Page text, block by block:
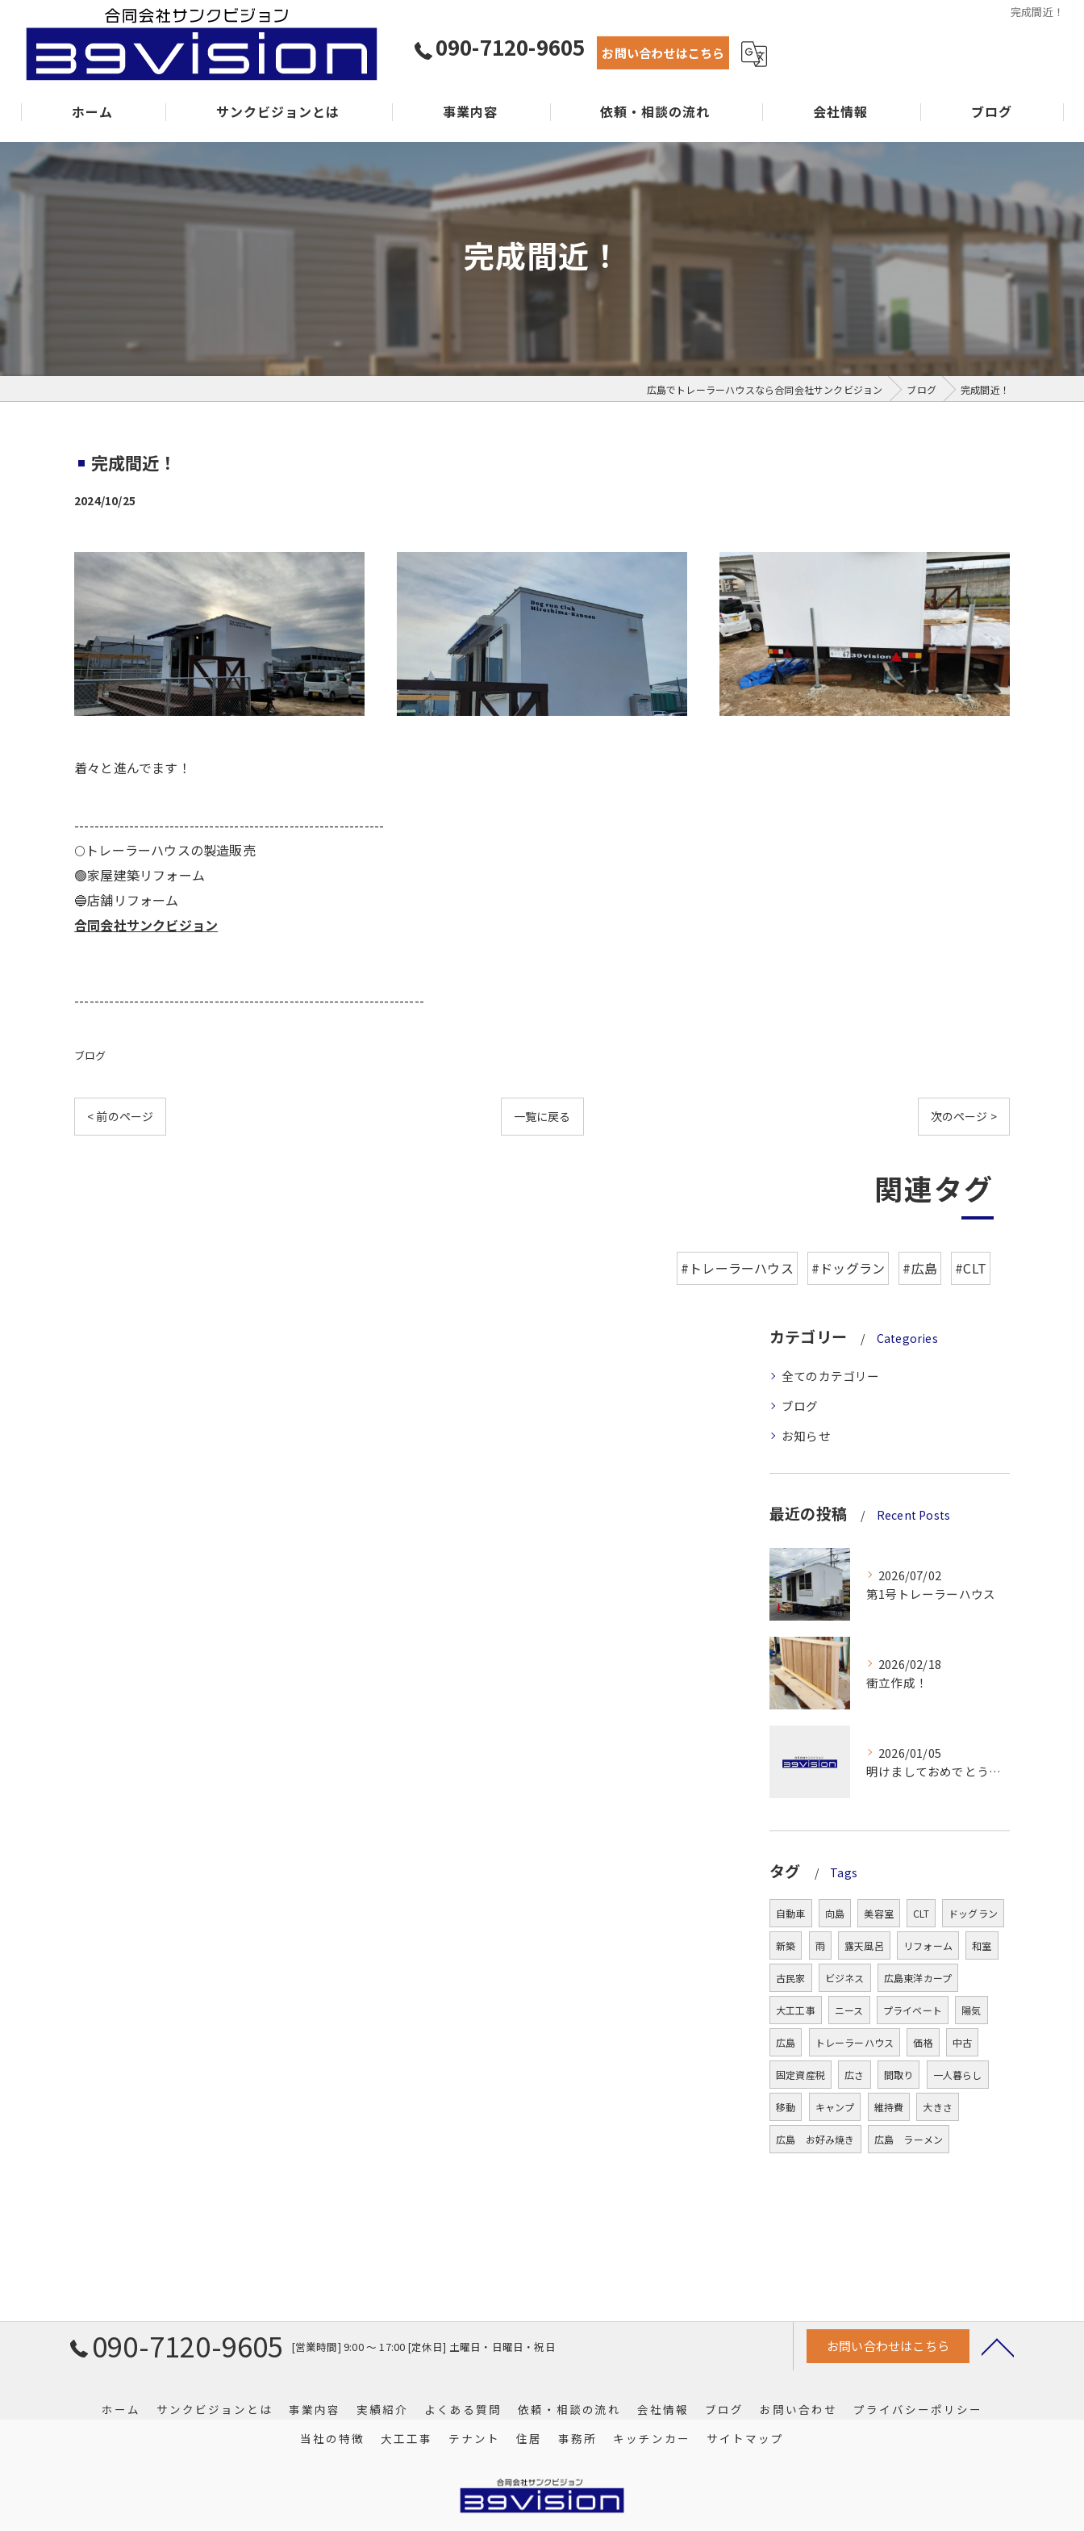
完成間近！
090-7120-9605 お問い合わせはこちら
ホーム サンクビジョンとは 事業内容
よくある質問
依頼・相談の流れ 会社情報 ブログ
完成間近！
広島でトレーラーハウスなら合同会社サンクビジョン ブログ 完成間近！
完成間近！
2024/10/25
着々と進んでます！
--------------------------------------------------------------
🌕️トレーラーハウスの製造販売
🟢家屋建築リフォーム
🔵店舗リフォーム
合同会社サンクビジョン
----------------------------------------------------------------------
ブログ
< 前のページ 一覧に戻る 次のページ >
関連タグ
#トレーラーハウス #ドッグラン #広島 #CLT
カテゴリー Categories
全てのカテゴリー
ブログ
お知らせ
最近の投稿 Recent Posts
2026/07/02
第1号トレーラーハウス
2026/02/18
衝立作成！
2026/01/05
明けましておめでとうございます！
タグ Tags
自動車 向島 美容室 CLT ドッグラン
新築 雨 露天風呂 リフォーム 和室
古民家 ビジネス 広島東洋カープ
大工工事 ニース プライベート 陽気
広島 トレーラーハウス 価格 中古
固定資産税 広さ 間取り 一人暮らし
移動 キャンプ 維持費 大きさ
広島 お好み焼き 広島 ラーメン
090-7120-9605 [営業時間] 9:00 〜 17:00 [定休日] 土曜日・日曜日・祝日 お問い合わせはこちら
ホーム サンクビジョンとは 事業内容 実績紹介 よくある質問 依頼・相談の流れ 会社情報 ブログ お問い合わせ
プライバシーポリシー
当社の特徴
大工工事 テナント 住居 事務所 キッチンカー サイトマップ